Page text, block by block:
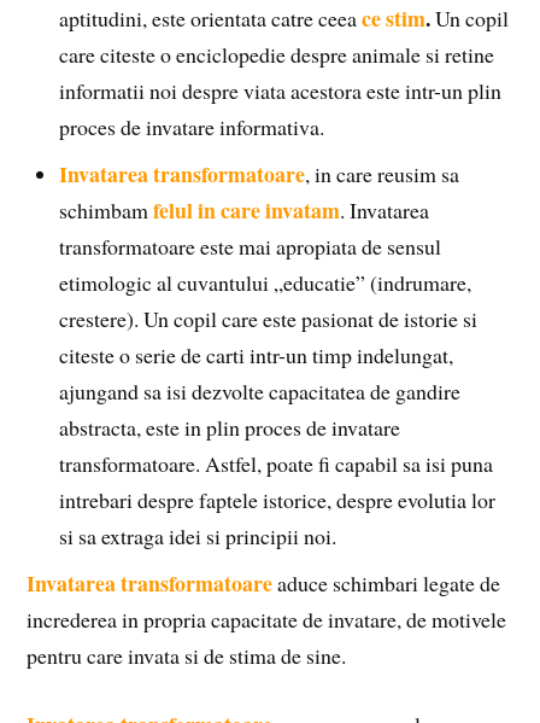
aptitudini, este orientata catre ceeace stim.Un copil
care citeste o enciclopedie despre animale si retine
informatii noi despre viata acestora este intr-un plin
proces de invatare informativa.
Invatarea transformatoare, in care reusim sa
schimbamfelul in care invatam. Invatarea
transformatoare este mai apropiata de sensul
etimologic al cuvantului „educatie” (indrumare,
crestere). Un copil care este pasionat de istorie si
citeste o serie de carti intr-un timp indelungat,
ajungand sa isi dezvolte capacitatea de gandire
abstracta, este in plin proces de invatare
transformatoare. Astfel, poate fi capabil sa isi puna
intrebari despre faptele istorice, despre evolutia lor
si sa extraga idei si principii noi.
Invatarea transformatoareaduce schimbari legate de
increderea in propria capacitate de invatare, de motivele
pentru care invata si de stima de sine.